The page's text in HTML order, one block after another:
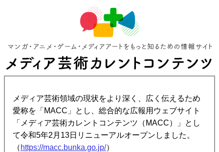
メディア芸術領域の現状をより深く、広く伝えるため
愛称を「MACC」とし、総合的な広報用ウェブサイト
「メディア芸術カレントコンテンツ（MACC）」とし
て令和5年2月13日リニューアルオープンしました。
（ https://macc.bunka.go.jp/）